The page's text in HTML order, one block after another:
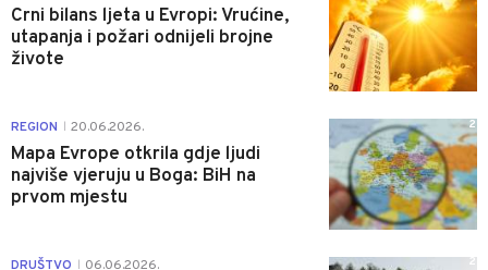
Crni bilans ljeta u Evropi: Vrućine,
utapanja i požari odnijeli brojne
živote
REGION 20.06.2026.
Mapa Evrope otkrila gdje ljudi
najviše vjeruju u Boga: BiH na
prvom mjestu
2
DRUŠTVO 06.06.2026. 2